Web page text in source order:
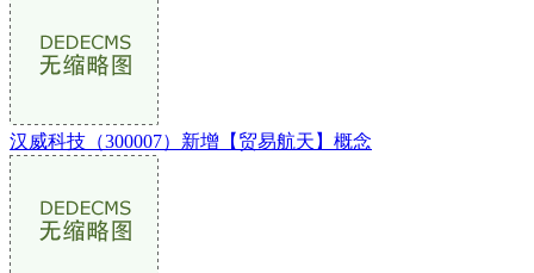
汉威科技（300007）新增【贸易航天】概念